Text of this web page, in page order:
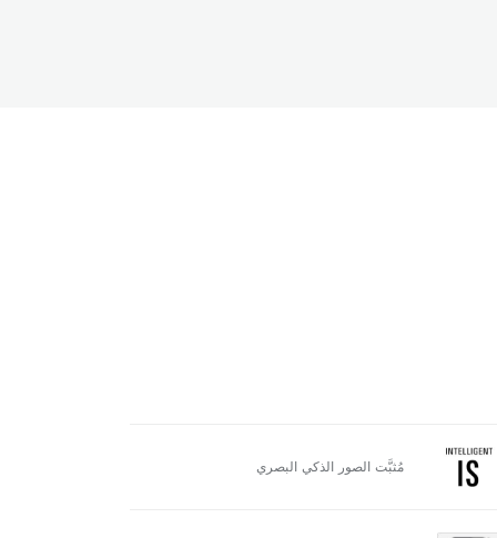
مُثبَّت الصور الذكي البصري